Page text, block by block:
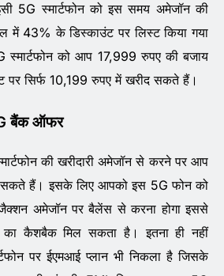
5G स्मार्टफोन को इस समय अमेजॉन की
में 43% के डिस्काउंट पर लिस्ट किया गया
स्मार्टफोन को आप 17,999 रुपए की बजाय
सिर्फ 10,199 रुपए में खरीद सकते हैं।
बैंक ऑफर
की खरीदारी अमेजॉन से करने पर आप
हैं। इसके लिए आपको इस 5G फोन को
अमेजॉन पर बैलेंस से करना होगा इससे
कैशबैक मिल सकता है। इतना ही नहीं
पर ईएमआई प्लान भी निकला है जिसके